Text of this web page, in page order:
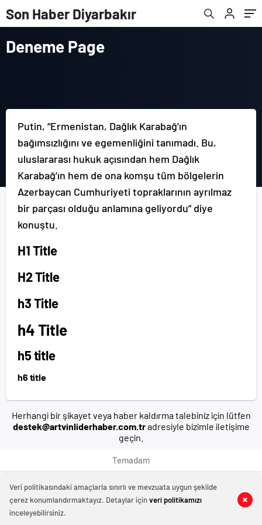
Son Haber Diyarbakır
Deneme Page
Putin, “Ermenistan, Dağlık Karabağ’ın
bağımsızlığını ve egemenliğini tanımadı. Bu,
uluslararası hukuk açısından hem Dağlık
Karabağ’ın hem de ona komşu tüm bölgelerin
Azerbaycan Cumhuriyeti topraklarının ayrılmaz
bir parçası olduğu anlamına geliyordu” diye
konuştu.
H1 Title
H2 Title
h3 Title
h4 Title
h5 title
h6 title
Herhangi bir şikayet veya haber kaldırma talebiniz için lütfen
destek@artvinliderhaber.com.tradresiyle bizimle iletişime
geçin.
Temadam
Veri politikasındaki amaçlarla sınırlı ve mevzuata uygun şekilde
çerez konumlandırmaktayız. Detaylar içinveri politikamızı
inceleyebilirsiniz.
manavgat